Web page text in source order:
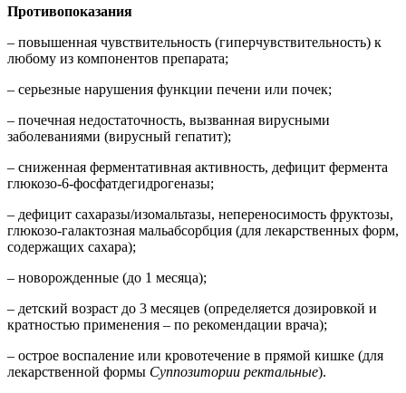
Противопоказания
– повышенная чувствительность (гиперчувствительность) к
любому из компонентов препарата;
– серьезные нарушения функции печени или почек;
– почечная недостаточность, вызванная вирусными
заболеваниями (вирусный гепатит);
– сниженная ферментативная активность, дефицит фермента
глюкозо-6-фосфатдегидрогеназы;
– дефицит сахаразы/изомальтазы, непереносимость фруктозы,
глюкозо-галактозная мальабсорбция (для лекарственных форм,
содержащих сахара);
– новорожденные (до 1 месяца);
– детский возраст до 3 месяцев (определяется дозировкой и
кратностью применения – по рекомендации врача);
– острое воспаление или кровотечение в прямой кишке (для
лекарственной формы Суппозитории ректальные).